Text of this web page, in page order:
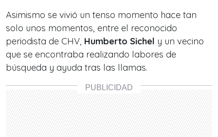
Asimismo se vivió un tenso momento hace tan
solo unos momentos, entre el reconocido
periodista de CHV, Humberto Sichel y un vecino
que se encontraba realizando labores de
búsqueda y ayuda tras las llamas.